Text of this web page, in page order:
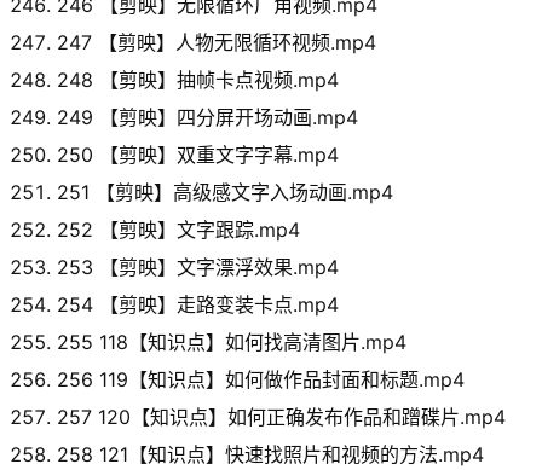
246 【剪映】无限循环广角视频.mp4
247 【剪映】人物无限循环视频.mp4
248 【剪映】抽帧卡点视频.mp4
249 【剪映】四分屏开场动画.mp4
250 【剪映】双重文字字幕.mp4
251 【剪映】高级感文字入场动画.mp4
252 【剪映】文字跟踪.mp4
253 【剪映】文字漂浮效果.mp4
254 【剪映】走路变装卡点.mp4
255 118【知识点】如何找高清图片.mp4
256 119【知识点】如何做作品封面和标题.mp4
257 120【知识点】如何正确发布作品和蹭碟片.mp4
258 121【知识点】快速找照片和视频的方法.mp4